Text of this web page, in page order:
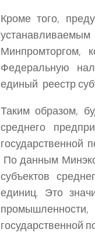
Кроме того,
устанавливаемым
Минпромторгом,
Федеральную
единый реестр
Таким образом,
среднего
государственной
По данным
субъектов
единиц. Это
государственной